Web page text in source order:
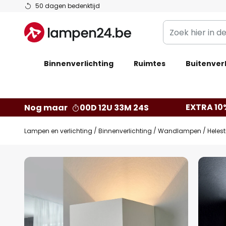
50 dagen bedenktijd
Ga
de
inhoud
Zoek
hier
de
Binnenverlichting Ruimtes
Nog maar 00D 12U 33M 23S EXTRA
Lampen en verlichting Binnenverlichting Wandlampen
Ga
einde
van